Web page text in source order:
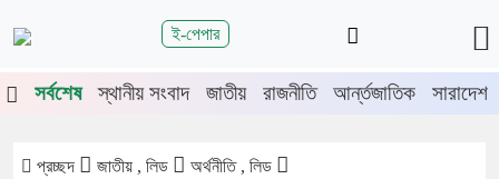
ই-পেপার
শিরোনাম
চুয়াডাঙ্গায় সওজের বাসভবন ও
সর্বশেষ
স্থানীয় সংবাদ জাতীয় রাজনীতি আর্ন্তজাতিক সারাদেশ
প্রচ্ছদ জাতীয় , লিড অর্থনীতি , লিড